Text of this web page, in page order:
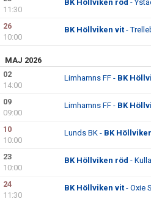
11:30
BK Höllviken röd -
26
10:00
BK Höllviken vit -
MAJ 2026
02
14:00
Limhamns FF - BK
09
09:00
Limhamns FF - BK
10
10:00
Lunds BK - BK
23
10:00
BK Höllviken röd -
24
11:30
BK Höllviken vit - Oxie